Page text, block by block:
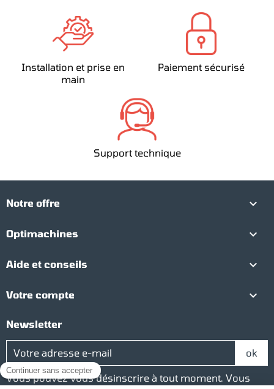
Installation et prise en
main
Paiement sécurisé
Support technique
Notre offre 
Optimachines 
Aide et conseils 
Votre compte 
Newsletter
Vous pouvez vous désinscrire à tout moment. Vous